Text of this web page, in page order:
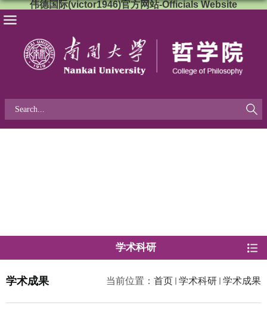
伟德国际(victor1946)官方网站-Officials Website
学术科研
当前位置： 首页 学术科研 学术成果
学术成果